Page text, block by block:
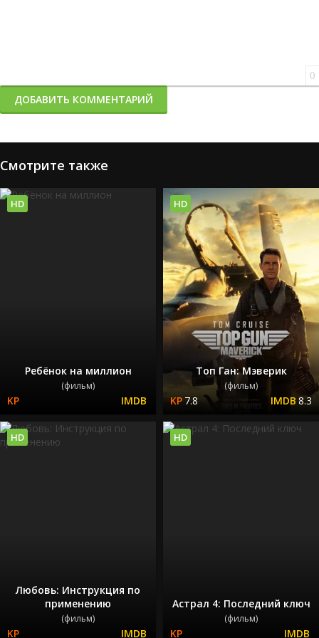
0
ДОБАВИТЬ КОММЕНТАРИЙ
Смотрите также
Ребёнок на миллион
(фильм)
HD
Топ Ган: Мэверик
(фильм)
7.8 8.3
HD
Любовь: Инструкция по
применению
(фильм)
HD
Астрал 4: Последний ключ
(фильм)
HD